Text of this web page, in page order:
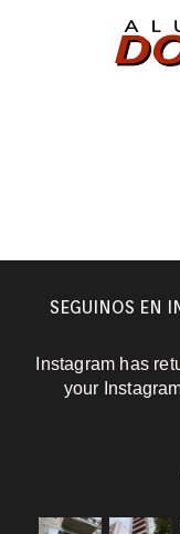
SEGUINOS EN
Instagram has
your